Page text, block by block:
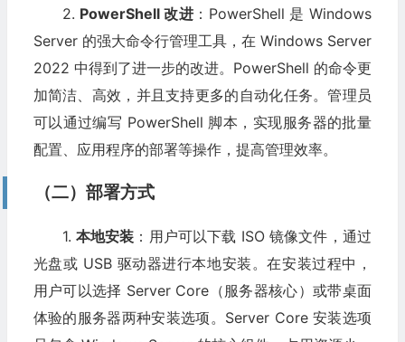
2. PowerShell 改进 ：PowerShell 是 Windows
Server 的强大命令行管理工具，在 Windows Server
2022 中得到了进一步的改进。PowerShell 的命令更
加简洁、高效，并且支持更多的自动化任务。管理员
可以通过编写 PowerShell 脚本，实现服务器的批量
配置、应用程序的部署等操作，提高管理效率。
（二）部署方式
1. 本地安装 ：用户可以下载 ISO 镜像文件，通过
光盘或 USB 驱动器进行本地安装。在安装过程中，
用户可以选择 Server Core（服务器核心）或带桌面
体验的服务器两种安装选项。Server Core 安装选项